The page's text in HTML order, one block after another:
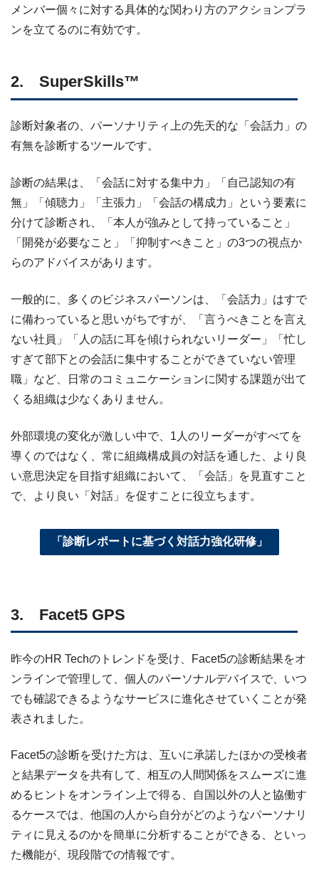
メンバー個々に対する具体的な関わり方のアクションプラ
ンを立てるのに有効です。
2. SuperSkills™
診断対象者の、パーソナリティ上の先天的な「会話力」の
有無を診断するツールです。
診断の結果は、「会話に対する集中力」「自己認知の有
無」「傾聴力」「主張力」「会話の構成力」という要素に
分けて診断され、「本人が強みとして持っていること」
「開発が必要なこと」「抑制すべきこと」の3つの視点か
らのアドバイスがあります。
一般的に、多くのビジネスパーソンは、「会話力」はすで
に備わっていると思いがちですが、「言うべきことを言え
ない社員」「人の話に耳を傾けられないリーダー」「忙し
すぎて部下との会話に集中することができていない管理
職」など、日常のコミュニケーションに関する課題が出て
くる組織は少なくありません。
外部環境の変化が激しい中で、1人のリーダーがすべてを
導くのではなく、常に組織構成員の対話を通した、より良
い意思決定を目指す組織において、「会話」を見直すこと
で、より良い「対話」を促すことに役立ちます。
「診断レポートに基づく対話力強化研修」
3. Facet5 GPS
昨今のHR Techのトレンドを受け、Facet5の診断結果をオ
ンラインで管理して、個人のパーソナルデバイスで、いつ
でも確認できるようなサービスに進化させていくことが発
表されました。
Facet5の診断を受けた方は、互いに承諾したほかの受検者
と結果データを共有して、相互の人間関係をスムーズに進
めるヒントをオンライン上で得る、自国以外の人と協働す
るケースでは、他国の人から自分がどのようなパーソナリ
ティに見えるのかを簡単に分析することができる、といっ
た機能が、現段階での情報です。